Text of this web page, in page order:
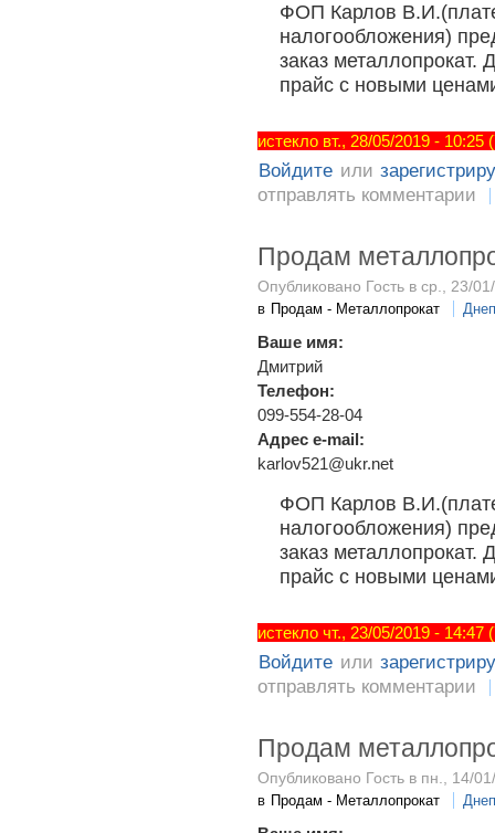
ФОП Карлов
налогообложения)
заказ
прайс с новыми
истекло вт., 28/05/2019 -
Войдите или
отправлять комментарии
Продам
Опубликовано Гость в ср., 23/
в Продам - Металлопрокат
Ваше имя:
Дмитрий
Телефон:
099-554-28-04
Адрес e-mail:
karlov521@ukr.net
ФОП Карлов
налогообложения)
заказ
прайс с новыми
истекло чт., 23/05/2019 - 14:47
Войдите или
отправлять комментарии
Продам
Опубликовано Гость в пн., 14/
в Продам - Металлопрокат